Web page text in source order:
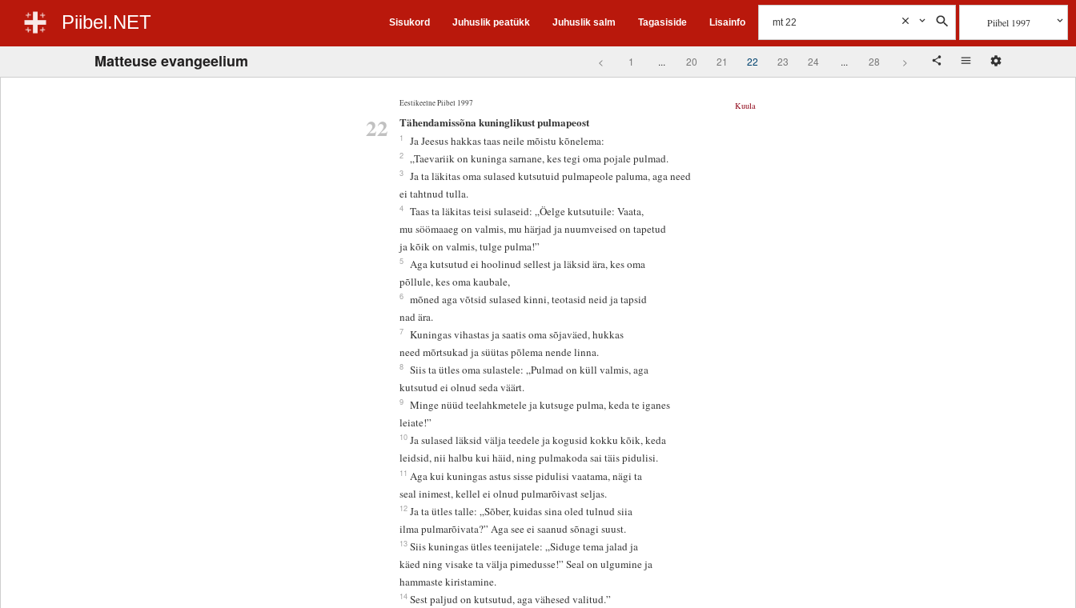
Piibel.NET Sisukord Juhuslik peatükk Juhuslik salm Tagasiside Lisainfo Piibel 1997
Matteuse evangeelium < 1 ... 20 21 22 23 24 ... 28 >
Eestikeelne Piibel 1997
22
Kuula
Tähendamissõna kuninglikust pulmapeost
1 Ja Jeesus hakkas taas neile mõistu kõnelema:
2 „Taevariik on kuninga sarnane, kes tegi oma pojale pulmad.
3
Ja ta läkitas oma sulased kutsutuid pulmapeole paluma, aga need
ei tahtnud tulla.
4
Taas ta läkitas teisi sulaseid: „Öelge kutsutuile: Vaata,
mu söömaaeg on valmis, mu härjad ja nuumveised on tapetud
ja kõik on valmis, tulge pulma!”
5
Aga kutsutud ei hoolinud sellest ja läksid ära, kes oma
põllule, kes oma kaubale,
6
mõned aga võtsid sulased kinni, teotasid neid ja tapsid
nad ära.
7
Kuningas vihastas ja saatis oma sõjaväed, hukkas
need mõrtsukad ja süütas põlema nende linna.
8
Siis ta ütles oma sulastele: „Pulmad on küll valmis, aga
kutsutud ei olnud seda väärt.
9
Minge nüüd teelahkmetele ja kutsuge pulma, keda te iganes
leiate!”
10 Ja sulased läksid välja teedele ja kogusid kokku kõik, keda
leidsid, nii halbu kui häid, ning pulmakoda sai täis pidulisi.
11 Aga kui kuningas astus sisse pidulisi vaatama, nägi ta
seal inimest, kellel ei olnud pulmarõivast seljas.
12 Ja ta ütles talle: „Sõber, kuidas sina oled tulnud siia
ilma pulmarõivata?” Aga see ei saanud sõnagi suust.
13 Siis kuningas ütles teenijatele: „Siduge tema jalad ja
käed ning visake ta välja pimedusse!” Seal on ulgumine ja
hammaste kiristamine.
14 Sest paljud on kutsutud, aga vähesed valitud.”